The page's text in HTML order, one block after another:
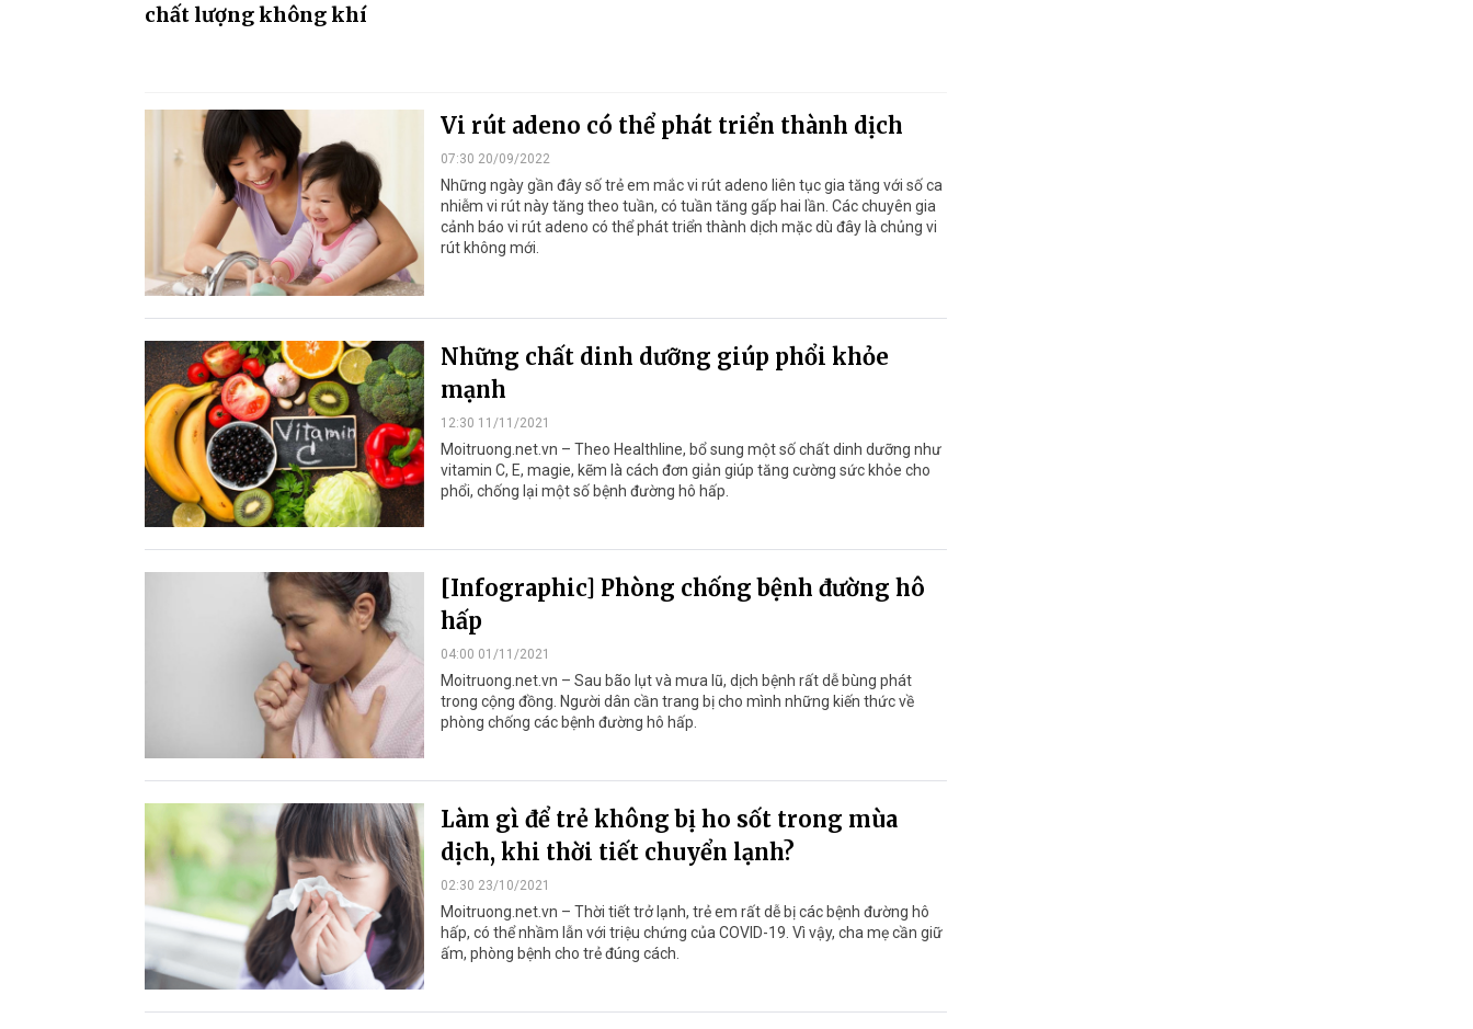
chất lượng không khí
Vi rút adeno có thể phát triển thành dịch
07:30 20/09/2022
Những ngày gần đây số trẻ em mắc vi rút adeno liên tục gia tăng với số ca
nhiễm vi rút này tăng theo tuần, có tuần tăng gấp hai lần. Các chuyên gia
cảnh báo vi rút adeno có thể phát triển thành dịch mặc dù đây là chủng vi
rút không mới.
Những chất dinh dưỡng giúp phổi khỏe
mạnh
12:30 11/11/2021
Moitruong.net.vn – Theo Healthline, bổ sung một số chất dinh dưỡng như
vitamin C, E, magie, kẽm là cách đơn giản giúp tăng cường sức khỏe cho
phổi, chống lại một số bệnh đường hô hấp.
[Infographic] Phòng chống bệnh đường hô
hấp
04:00 01/11/2021
Moitruong.net.vn – Sau bão lụt và mưa lũ, dịch bệnh rất dễ bùng phát
trong cộng đồng. Người dân cần trang bị cho mình những kiến thức về
phòng chống các bệnh đường hô hấp.
Làm gì để trẻ không bị ho sốt trong mùa
dịch, khi thời tiết chuyển lạnh?
02:30 23/10/2021
Moitruong.net.vn – Thời tiết trở lạnh, trẻ em rất dễ bị các bệnh đường hô
hấp, có thể nhầm lẫn với triệu chứng của COVID-19. Vì vậy, cha mẹ cần giữ
ấm, phòng bệnh cho trẻ đúng cách.